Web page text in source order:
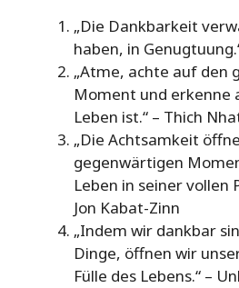
„Die Dankbarkeit
haben, in
„Atme, achte auf den
Moment und erkenne
Leben ist.“ – Thich
„Die Achtsamkeit
gegenwärtigen
Leben in seiner vollen
Jon Kabat-Zinn
„Indem wir dankbar
Dinge, öffnen wir
Fülle des Lebens.“ –